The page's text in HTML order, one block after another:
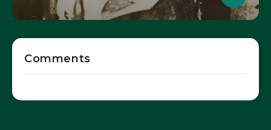
Comments